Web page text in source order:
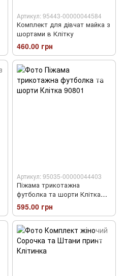
Артикул: 95443-00000044584
Комплект для дівчат майка з
шортами в Клітку
460.00 грн
Артикул: 95035-00000044403
Піжама трикотажна
футболка та шорти Клітка
90801
595.00 грн